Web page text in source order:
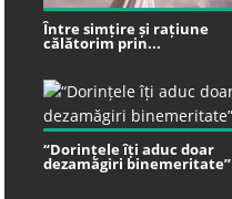
Între simțire și rațiune
călătorim prin...
“Dorințele îți aduc doar
dezamăgiri binemeritate”